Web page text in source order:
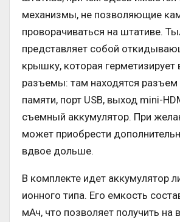
механизмы, не позволяющие
проворачиваться на штативе.
представляет собой
крышку, которая герметизирует
разъемы: там находятся разъем
памяти, порт USB, выход mini-
съемный аккумулятор. При
может приобрести
вдвое дольше.
В комплекте идет аккумулятор
ионного типа. Его емкость
мАч, что позволяет получить на